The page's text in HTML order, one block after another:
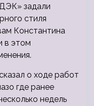
задали
стиля
Константина
в этом
о ходе работ
где ранее
недель